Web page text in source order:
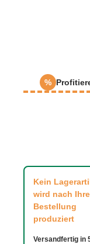
Kein
wird nach
Bestellung
produziert
Versandfertig in
%